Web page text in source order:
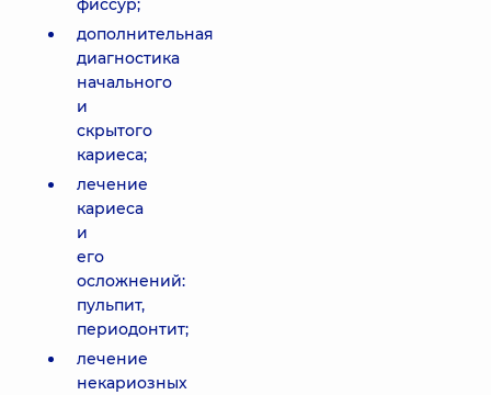
фиссур;
дополнительная
диагностика
начального
и
скрытого
кариеса;
лечение
кариеса
и
его
осложнений:
пульпит,
периодонтит;
лечение
некариозных